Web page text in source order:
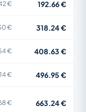
€ 192.66 €
€ 318.24 €
€ 408.63 €
€ 496.95 €
€ 663.24 €